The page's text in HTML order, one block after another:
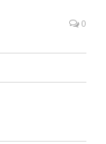
0